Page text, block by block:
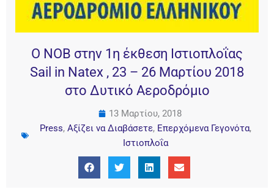
Ο ΝΟΒ στην 1η έκθεση Ιστιοπλοΐας
Sail in Natex , 23 – 26 Μαρτίου 2018
στο Δυτικό Αεροδρόμιο
13 Μαρτίου, 2018
Press, Αξίζει να Διαβάσετε, Επερχόμενα Γεγονότα,
Ιστιοπλοΐα